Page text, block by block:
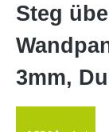
Steg
3mm,